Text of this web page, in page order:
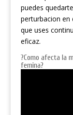
puedes
perturbacion en
que uses
eficaz.
?Como afecta la
femina?